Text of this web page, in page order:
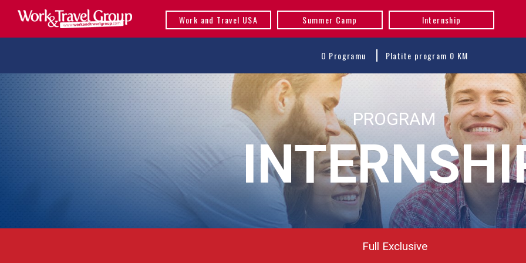
Work and Travel USA Summer Camp Internship
O Programu Platite program 0 KM
PROGRAM
Full Exclusive